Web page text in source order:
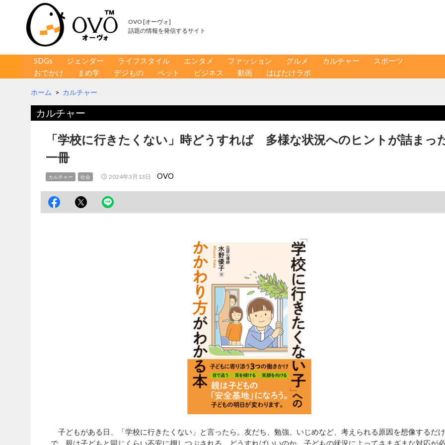
OVO [オーヴォ]
話題の情報を発信するサイト
コンテンツへ移動
SDGs ジェンダー ライフスタイル エンタメ ファッション グルメ カルチャー
スポーツ
おでかけ
まめ学 デジもの ペット ビジネス 動画 はばたけラボ
ホーム > カルチャー
カルチャー
「学校に行きたくない」時どうすれば 多様な状況へのヒントが詰まっ
一冊
カルチャー 社会 2024年3月13日 OVO
子どもがある日、「学校に行きたくない」と言ったら。友だち、勉強、いじめなど、考えられる原因を想像するだけ